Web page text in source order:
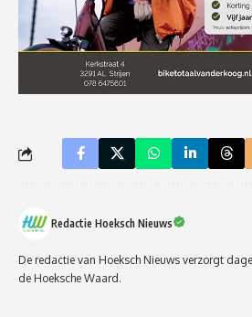
Redactie Hoeksch Nieuws
De redactie van Hoeksch Nieuws verzorgt
de Hoeksche Waard.